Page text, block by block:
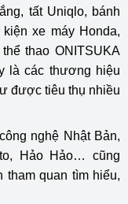
tất Uniqlo, bánh
xe máy Honda,
thao ONITSUKA
là các thương hiệu
được tiêu thụ nhiều
nghệ Nhật Bản,
Hảo Hảo… cũng
quan tìm hiểu,